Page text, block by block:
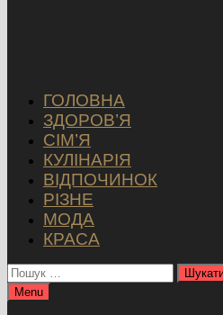
ГОЛОВНА
ЗДОРОВ’Я
СІМ’Я
КУЛІНАРІЯ
ВІДПОЧИНОК
РІЗНЕ
МОДА
КРАСА
Пошук:
Menu